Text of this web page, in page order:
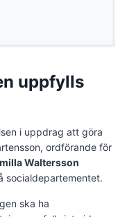
uppfylls
i uppdrag att göra
ordförande för
Waltersson
socialdepartementet.
ska ha